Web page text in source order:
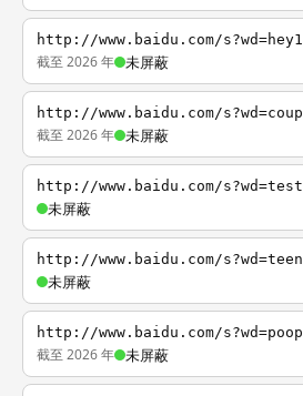
http://www.baidu.com/s?wd=hey1
截至 2026 年 未屏蔽
http://www.baidu.com/s?wd=coup
截至 2026 年 未屏蔽
http://www.baidu.com/s?wd=test
未屏蔽
http://www.baidu.com/s?wd=teen
未屏蔽
http://www.baidu.com/s?wd=poop
截至 2026 年 未屏蔽